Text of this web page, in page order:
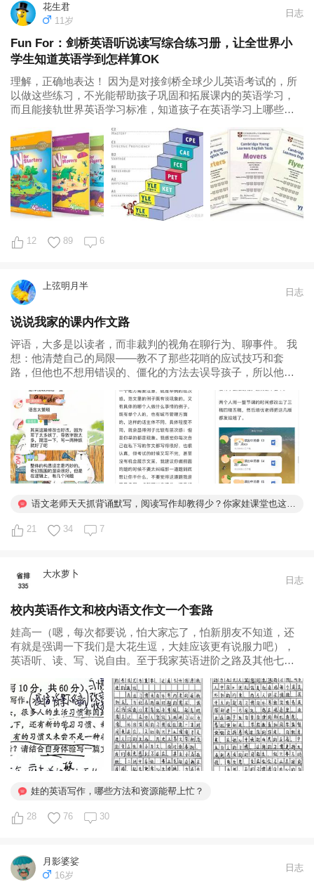
花生君
11岁
日志
Fun For：剑桥英语听说读写综合练习册，让全世界小
学生知道英语学到怎样算OK
理解，正确地表达！ 因为是对接剑桥全球少儿英语考试的，所
以做这些练习，不光能帮助孩子巩固和拓展课内的英语学习，
而且能接轨世界英语学习标准，知道孩子在英语学习上哪些方
有趣、很好用、能反映国际儿童英语学习标准的听说读写综合
练习册，作为小学英语课外补充练习材料...
12 89 6
上弦明月半
日志
说说我家的课内作文路
评语，大多是以读者，而非裁判的视角在聊行为、聊事件。 我
想：他清楚自己的局限——教不了那些花哨的应试技巧和套
路，但他也不想用错误的、僵化的方法去误导孩子，所以他鼓
么”。 小学老师保护了孩子的表达自信，那孩子的写作水平是怎
么提高的呢？有赖一本...
语文老师天天抓背诵默写，阅读写作却教得少？你家娃课堂也这样
21
34 7
大水萝卜
日志
校内英语作文和校内语文作文一个套路
娃高一（嗯，每次都要说，怕大家忘了，怕新朋友不知道，还
有就是强调一下我们是大花生逗，大娃应该更有说服力吧），
英语听、读、写、说自由。至于我家英语进阶之路及其他七七
语文作文一个套路：多读（听）、精读、多写、多练。但又跟
校内语文作文不一样，因为...
娃的英语写作，哪些方法和资源能帮上忙？
28 76 30
月影婆娑
16岁
日志